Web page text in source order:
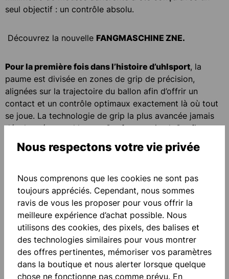
seul objectif : un contrôle absolu.
Découvrez la nouvelle FANGMASCHINE ZNE.
Pour la première fois dans l’histoire d’uhlsport, la
paume est divisée en zones de grip de précision,
alignées sur la trajectoire du ballon afin d’offrir un
contact et un contrôle optimaux exactement là où tout
se joue. La technologie de grip la plus avancée jamais
développée par uhlsport. Confort maximal. Confiance
maximale.
FangMaschine ZNE.
DÉCOUVRIR LA COLLECTION
Nous respectons votre vie privée
Nous comprenons que les cookies ne sont pas
toujours appréciés. Cependant, nous sommes
ravis de vous les proposer pour vous offrir la
meilleure expérience d’achat possible. Nous
utilisons des cookies, des pixels, des balises et
des technologies similaires pour vous montrer
des offres pertinentes, mémoriser vos paramètres
dans la boutique et nous alerter lorsque quelque
chose ne fonctionne pas comme prévu. En